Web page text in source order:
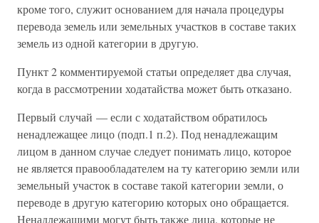
кроме того, служит основанием для начала процедуры
перевода земель или земельных участков в составе таких
земель из одной категории в другую.
Пункт 2 комментируемой статьи определяет два случая,
когда в рассмотрении ходатайства может быть отказано.
Первый случай — если с ходатайством обратилось
ненадлежащее лицо (подп.1 п.2). Под ненадлежащим
лицом в данном случае следует понимать лицо, которое
не является правообладателем на ту категорию земли или
земельный участок в составе такой категории земли, о
переводе в другую категорию которых оно обращается.
Ненадлежащими могут быть также лица, которые не